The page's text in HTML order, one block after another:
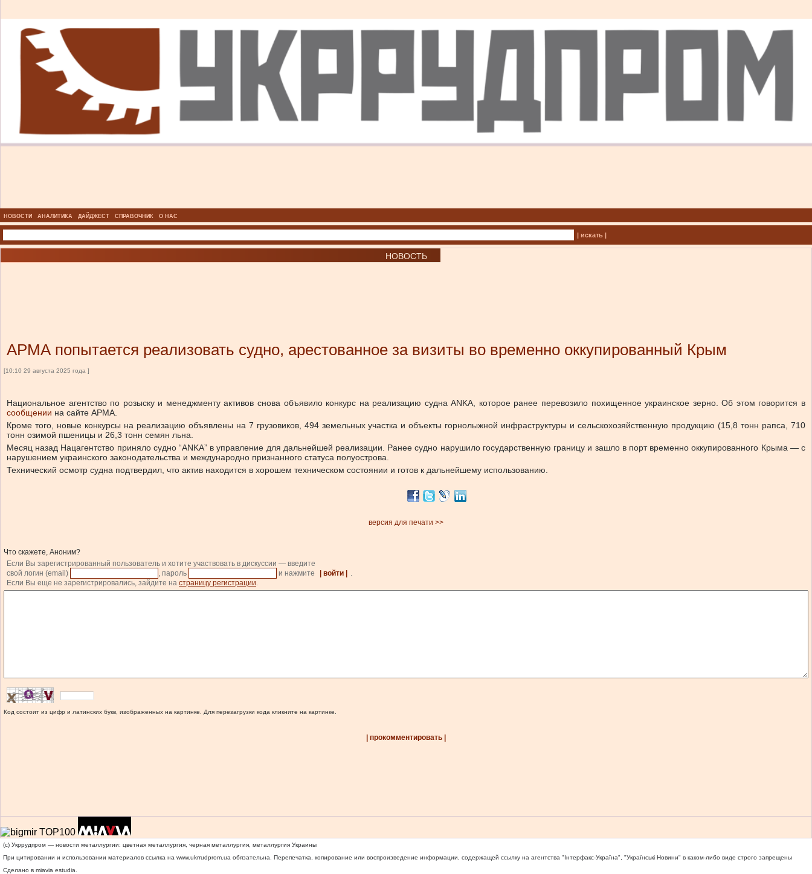
НОВОСТИ АНАЛИТИКА ДАЙДЖЕСТ СПРАВОЧНИК О НАС
| искать |
НОВОСТЬ
АРМА попытается реализовать судно, арестованное за визиты во временно оккупированный Крым
[10:10 29 августа 2025 года ]
Национальное агентство по розыску и менеджменту активов снова объявило конкурс на реализацию судна ANKA, которое ранее перевозило похищенное украинское зерно. Об этом говорится в
сообщении на сайте АРМА.
Кроме того, новые конкурсы на реализацию объявлены на 7 грузовиков, 494 земельных участка и объекты горнолыжной инфраструктуры и сельскохозяйственную продукцию (15,8 тонн рапса, 710
тонн озимой пшеницы и 26,3 тонн семян льна.
Месяц назад Нацагентство приняло судно “ANKA” в управление для дальнейшей реализации. Ранее судно нарушило государственную границу и зашло в порт временно оккупированного Крыма — с
нарушением украинского законодательства и международно признанного статуса полуострова.
Технический осмотр судна подтвердил, что актив находится в хорошем техническом состоянии и готов к дальнейшему использованию.
версия для печати >>
Что скажете, Аноним?
Если Вы зарегистрированный пользователь и хотите участвовать в дискуссии — введите
свой логин (email)
, пароль и нажмите | войти |
.
Если Вы еще не зарегистрировались, зайдите на страницу регистрации.
Код состоит из цифр и латинских букв, изображенных на картинке. Для перезагрузки кода кликните на картинке.
| прокомментировать |
(c) Укррудпром — новости металлургии: цветная металлургия, черная металлургия, металлургия Украины
При цитировании и использовании материалов ссылка на www.ukrrudprom.ua обязательна. Перепечатка, копирование или воспроизведение информации, содержащей ссылку на агентства "Iнтерфакс-Україна", "Українськi Новини" в каком-либо виде строго запрещены
Сделано в miavia estudia.